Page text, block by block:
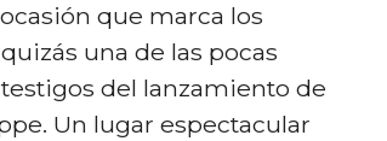
que marca los
una de las pocas
del lanzamiento de
Un lugar espectacular